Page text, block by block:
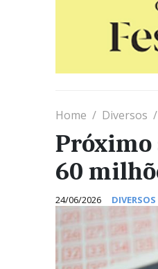
Home Diversos
Próximo
60
24/06/2026 DIVERSOS